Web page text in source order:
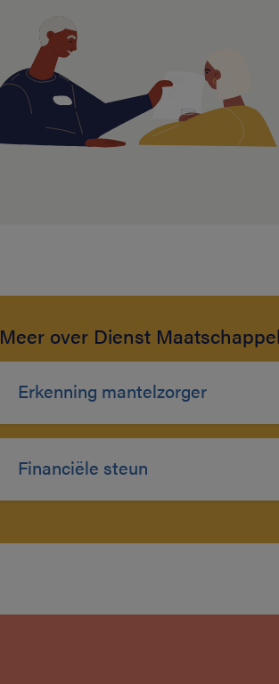
Meer over Dienst
Erkenning mantelzorger
Financiële steun